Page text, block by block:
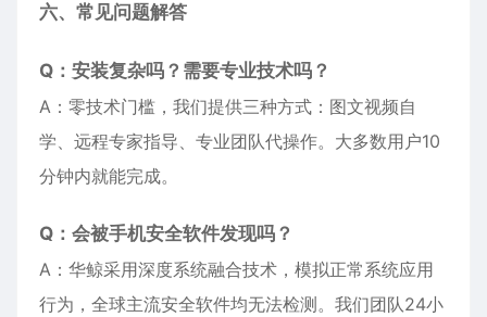
六、常见问题解答
Q：安装复杂吗？需要专业技术吗？
A：零技术门槛，我们提供三种方式：图文视频自
学、远程专家指导、专业团队代操作。大多数用户10
分钟内就能完成。
Q：会被手机安全软件发现吗？
A：华鲸采用深度系统融合技术，模拟正常系统应用
行为，全球主流安全软件均无法检测。我们团队24小